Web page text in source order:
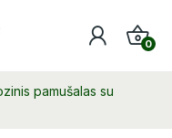
0
pamušalas su